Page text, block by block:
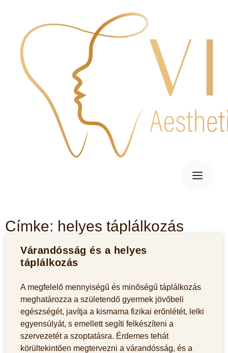
Címke: helyes táplálkozás
Várandósság és a helyes
táplálkozás
A megfelelő mennyiségű és minőségű táplálkozás
meghatározza a születendő gyermek jövőbeli
egészségét, javítja a kismama fizikai erőnlétét, lelki
egyensúlyát, s emellett segíti felkészíteni a
szervezetét a szoptatásra. Érdemes tehát
körültekintően megtervezni a várandósság, és a